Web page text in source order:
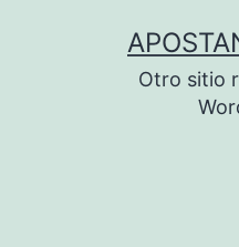
Otro sitio